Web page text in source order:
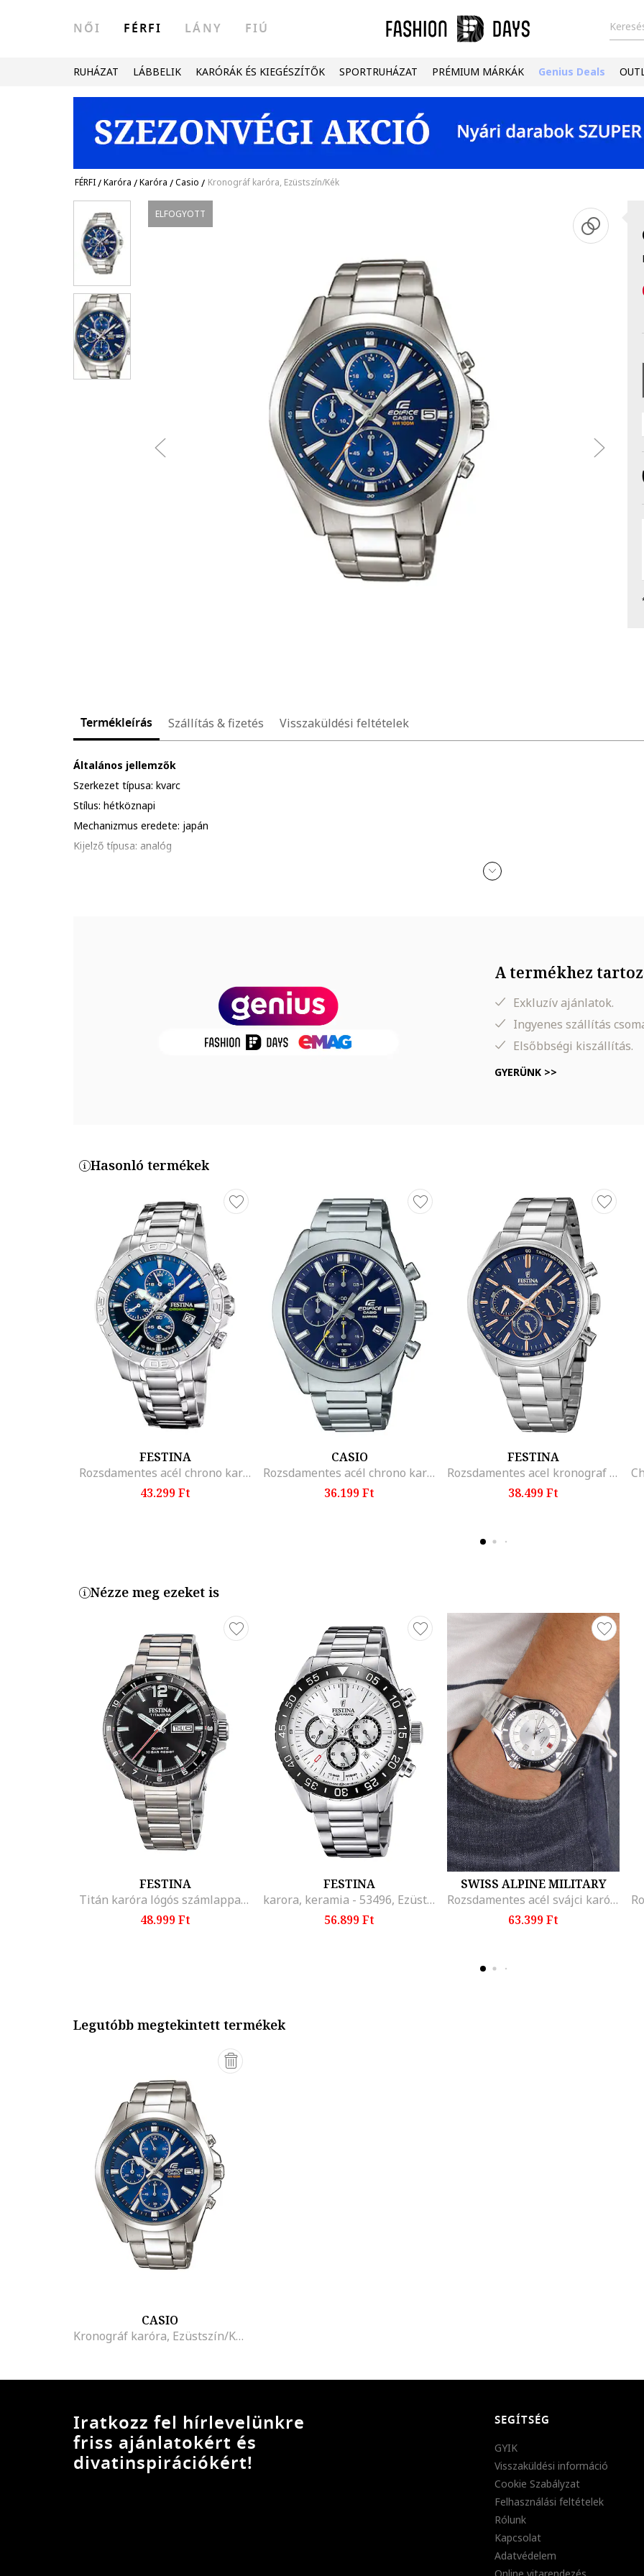
NŐI FÉRFI LÁNY FIÚ
RUHÁZAT LÁBBELIK KARÓRÁK ÉS KIEGÉSZÍTŐK SPORTRUHÁZAT PRÉMIUM MÁRKÁK Genius Deals
FÉRFI/Karóra /Karóra /Casio / Kronográf karóra, Ezüstszín/Kék
ELFOGYOTT
Termékleírás Szállítás & fizetés Visszaküldési feltételek
Általános jellemzők
Szerkezet típusa: kvarc
Stílus: hétköznapi
Mechanizmus eredete: japán
Kijelző típusa: analóg
Óraszámlap típusa: arab számok, vonalak
Szíj / Karkötő
Szíj/Karkötő anyaga: rozsdamentes acél
Szíj/karperec színe: ezüstszín/kék
Termékszám
EFV-560D-2A
A termékhez
Exkluzív ajánlatok.
Ingyenes szállítás
Elsőbbségi kiszállítás.
GYERÜNK >>
Hasonló termékek
FESTINA
Rozsdamentes acél chrono karóra, Ezüstszín
43.299 Ft
CASIO
Rozsdamentes acél chrono karóra
36.199 Ft
FESTINA
Rozsdamentes acel kronograf ora, Ezustszin - 65875
38.499 Ft
Nézze meg ezeket is
FESTINA
Titán karóra lógós számlappal, Ezüstszín/Fekete
48.999 Ft
FESTINA
karora, keramia - 53496, Ezüstszín
56.899 Ft
SWISS ALPINE MILITARY
Rozsdamentes acél svájci karóra
63.399 Ft
Legutóbb megtekintett termékek
CASIO
Kronográf karóra, Ezüstszín/Kék
Iratkozz fel hírlevelünkre
friss ajánlatokért és
divatinspirációkért!
SEGÍTSÉG
GYIK
Visszaküldési információ
Cookie Szabályzat
Felhasználási feltételek
Rólunk
Kapcsolat
Adatvédelem